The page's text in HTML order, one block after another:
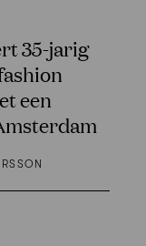
35-jarig
een